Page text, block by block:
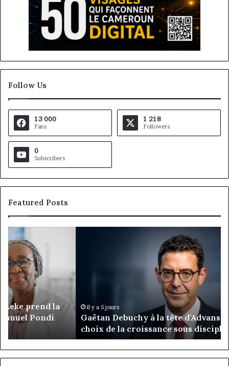
Follow Us
13 000
Fans
1 218
Followers
0
Subscribers
Featured Posts
Gaëtan
Debuchy
la
tête
d’Advans
Cameroun
:
le
choix
de
la
croissance
il y a 5 jours
Gaëtan Debuchy à la tête d’Advans Cameroun : le
choix de la croissance sous discipline
à
la